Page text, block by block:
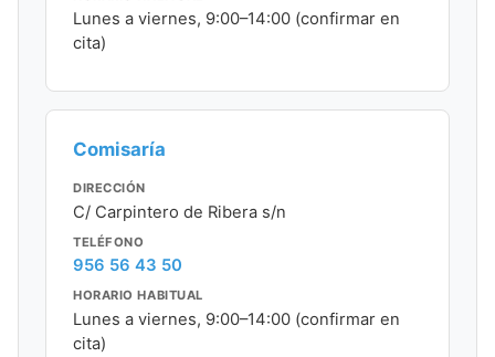
Lunes a viernes, 9:00–14:00 (confirmar en
cita)
Comisaría
DIRECCIÓN
C/ Carpintero de Ribera s/n
TELÉFONO
956 56 43 50
HORARIO HABITUAL
Lunes a viernes, 9:00–14:00 (confirmar en
cita)